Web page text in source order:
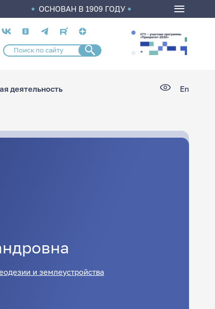
ОСНОВАН В 1909 ГОДУ
Социальные
сети
деятельность En
и землеустройства